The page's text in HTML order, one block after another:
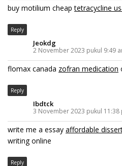
buy motilium cheaptetracycline
Reply
Jeokdg
2 November 2023 pukul 9:49
flomax canada zofran medication
Reply
Ibdtck
3 November 2023 pukul 11:38
write me a essay affordable
writing online
Reply